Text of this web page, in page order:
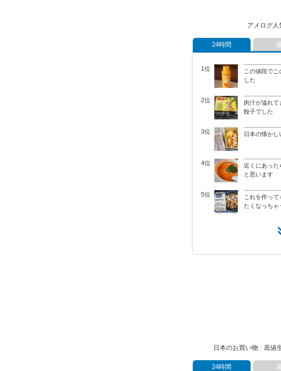
Weee! 今週
象印
Cooker &
Land Guard
Metal Raised
Weee! 今週
アメログ人
24時間
この値段で
した
肉汁が溢れ
餃子でした
日本の懐かし
近くにあった
と思います
これを作っ
たくなっちゃ
した
日本のお買い物 : 底値
24時間